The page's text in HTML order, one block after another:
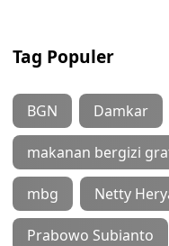
Tag Populer
BGN Damkar
makanan bergizi
mbg Netty
Prabowo Subianto